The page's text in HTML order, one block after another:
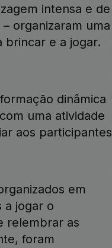
intensa e de
– organizaram uma
brincar e a jogar.
dinâmica
uma atividade
aos participantes
em
a jogar o
relembrar as
foram